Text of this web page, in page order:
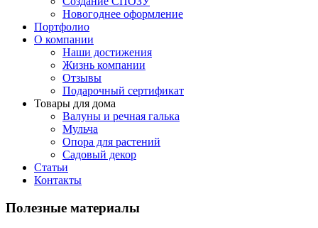
Новогоднее оформление
Портфолио
О компании
Наши достижения
Жизнь компании
Отзывы
Подарочный сертификат
Товары для дома
Валуны и речная галька
Мульча
Опора для растений
Садовый декор
Статьи
Контакты
Полезные материалы